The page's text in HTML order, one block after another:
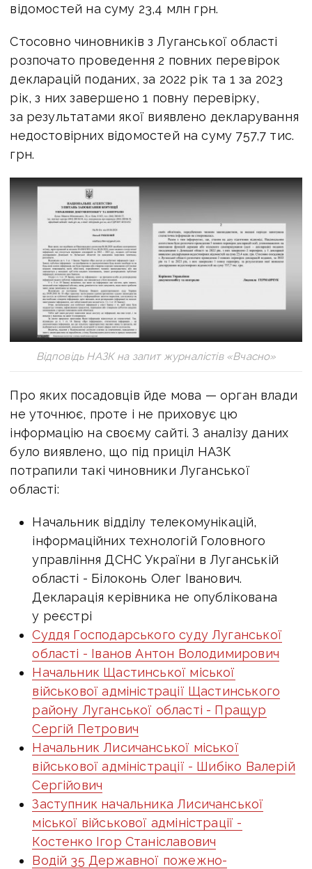
відомостей на суму 23,4 млн грн.
Стосовно чиновників з Луганської області
розпочато проведення 2 повних перевірок
декларацій поданих, за 2022 рік та 1 за 2023
рік, з них завершено 1 повну перевірку,
за результатами якої виявлено декларування
недостовірних відомостей на суму 757,7 тис.
грн.
Відповідь НАЗК на запит журналістів «Вчасно»
Про яких посадовців йде мова — орган влади
не уточнює, проте і не приховує цю
інформацію на своєму сайті. З аналізу даних
було виявлено, що під приціл НАЗК
потрапили такі чиновники Луганської
області:
Начальник відділу телекомунікацій,
інформаційних технологій Головного
управління ДСНС України в Луганській
області - Білоконь Олег Іванович.
Декларація керівника не опублікована
у реєстрі
Суддя Господарського суду Луганської
області - Іванов Антон Володимирович
Начальник Щастинської міської
військової адміністрації Щастинського
району Луганської області - Пращур
Сергій Петрович
Начальник Лисичанської міської
військової адміністрації - Шибіко Валерій
Сергійович
Заступник начальника Лисичанської
міської військової адміністрації -
Костенко Ігор Станіславович
Водій 35 Державної пожежно-